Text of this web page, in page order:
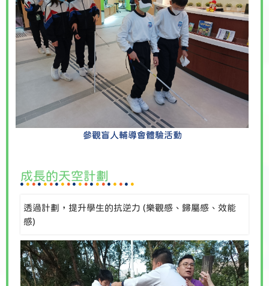
參觀盲人輔導會體驗活動
成長的天空計劃
透過計劃，提升學生的抗逆力 (樂觀感、歸屬感、效能
感)